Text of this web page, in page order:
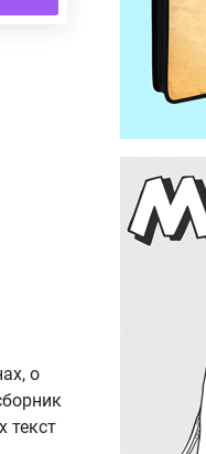
о
текст